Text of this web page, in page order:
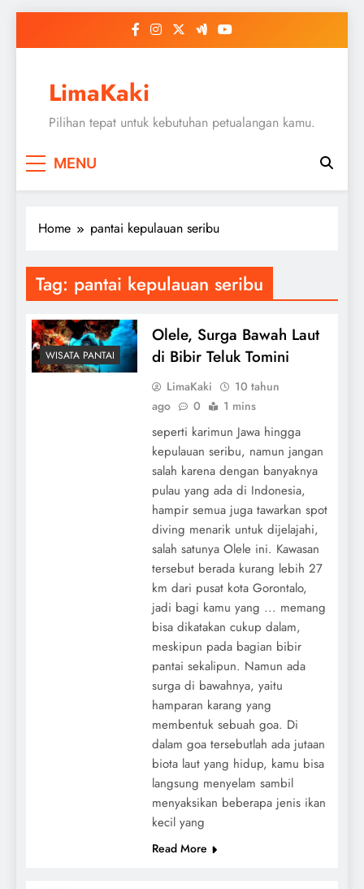
LimaKaki
Pilihan tepat untuk kebutuhan petualangan kamu.
MENU
Home pantai kepulauan seribu
Tag: pantai kepulauan seribu
WISATA PANTAI
Olele, Surga Bawah Laut
di Bibir Teluk Tomini
LimaKaki
10 tahun
ago
0 1 mins
seperti karimun Jawa hingga
kepulauan seribu, namun jangan
salah karena dengan banyaknya
pulau yang ada di Indonesia,
hampir semua juga tawarkan spot
diving menarik untuk dijelajahi,
salah satunya Olele ini. Kawasan
tersebut berada kurang lebih 27
km dari pusat kota Gorontalo,
jadi bagi kamu yang ... memang
bisa dikatakan cukup dalam,
meskipun pada bagian bibir
pantai sekalipun. Namun ada
surga di bawahnya, yaitu
hamparan karang yang
membentuk sebuah goa. Di
dalam goa tersebutlah ada jutaan
biota laut yang hidup, kamu bisa
langsung menyelam sambil
menyaksikan beberapa jenis ikan
kecil yang
Read More